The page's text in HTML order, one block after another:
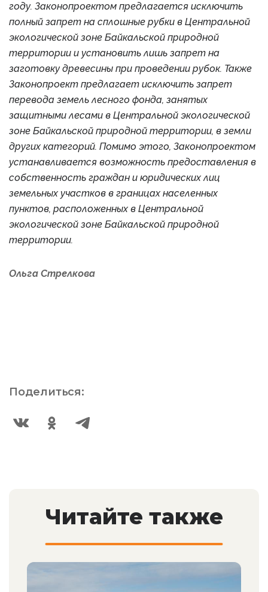
году. Законопроектом предлагается исключить
полный запрет на сплошные рубки в Центральной
экологической зоне Байкальской природной
территории и установить лишь запрет на
заготовку древесины при проведении рубок. Также
Законопроект предлагает исключить запрет
перевода земель лесного фонда, занятых
защитными лесами в Центральной экологической
зоне Байкальской природной территории, в земли
других категорий. Помимо этого, Законопроектом
устанавливается возможность предоставления в
собственность граждан и юридических лиц
земельных участков в границах населенных
пунктов, расположенных в Центральной
экологической зоне Байкальской природной
территории.
Ольга Стрелкова
Поделиться:
Читайте также